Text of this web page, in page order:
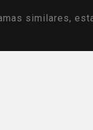
similares,